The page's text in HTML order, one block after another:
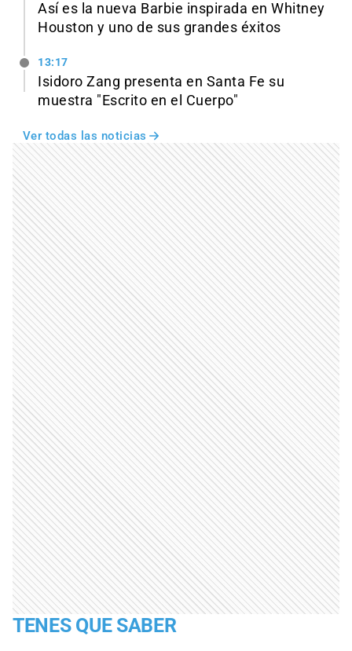
Así es la nueva Barbie inspirada en Whitney
Houston y uno de sus grandes éxitos
13:17
Isidoro Zang presenta en Santa Fe su
muestra "Escrito en el Cuerpo"
Ver todas las noticias
TENES QUE SABER